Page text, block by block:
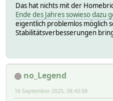
Das hat nichts mit der
Ende des Jahres sowieso dazu
eigentlich problemlos möglich
Stabilitätsverbesserungen
no_Legend
16 September 2025, 08:43:08